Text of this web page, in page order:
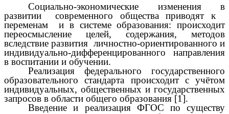
Социально-экономические изменения в
развитии современного общества приводят к
переменам и в системе образования: происходит
переосмысление целей, содержания, методов
вследствие развития личностно-ориентированного и
индивидуально-дифференцированного направления
в воспитании и обучении.
Реализация федерального государственного
образовательного стандарта происходит с учётом
индивидуальных, общественных и государственных
запросов в области общего образования [1].
Введение и реализация ФГОС по существу